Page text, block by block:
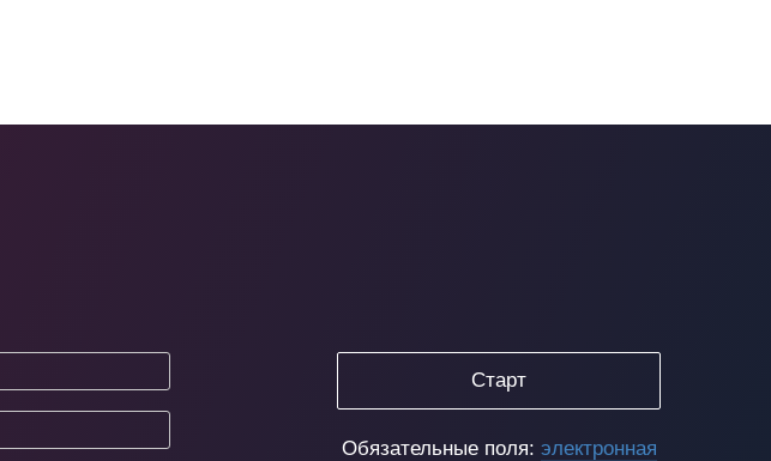
Старт
Обязательные поля: электронная